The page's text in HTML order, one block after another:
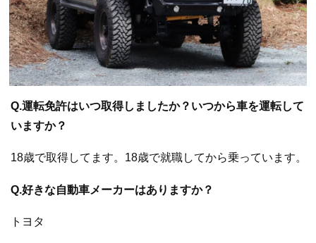
Q.運転免許はいつ取得しましたか？いつから車を運転して
いますか？
18歳で取得してます。18歳で就職してから乗っています。
Q.好きな自動車メーカーはありますか？
トヨタ